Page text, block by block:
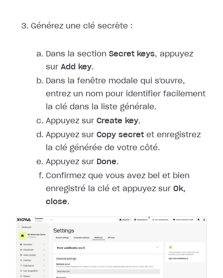
Générez une clé secrète :
Dans la section Secret keys, appuyez
sur Add key.
Dans la fenêtre modale qui s'ouvre,
entrez un nom pour identifier facilement
la clé dans la liste générale.
Appuyez sur Create key.
Appuyez sur Copy secret et enregistrez
la clé générée de votre côté.
Appuyez sur Done.
Confirmez que vous avez bel et bien
enregistré la clé et appuyez sur Ok,
close.